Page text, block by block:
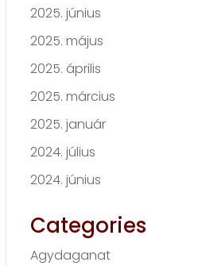
2025. június
2025. május
2025. április
2025. március
2025. január
2024. július
2024. június
Categories
Agydaganat